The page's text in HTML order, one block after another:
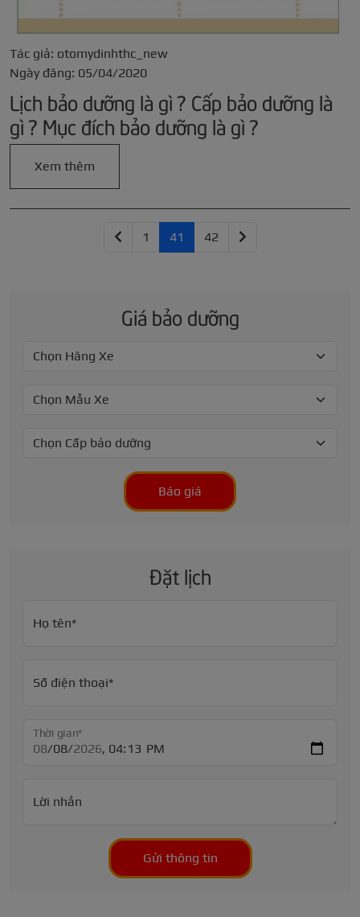
Tác giả: otomydinhthc_new
Ngày đăng: 05/04/2020
Lịch bảo dưỡng là gì ? Cấp bảo dưỡng là
gì ? Mục đích bảo dưỡng là gì ?
Xem thêm
1 41 42
Giá bảo dưỡng
Báo giá
Đặt lịch
Họ tên*
Số điện thoại*
Thời gian*
Lời nhắn
Gửi thông tin